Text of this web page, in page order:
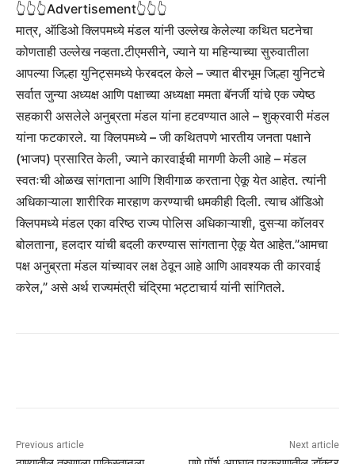
👆👆👆Advertisement👆👆👆
मात्र, ऑडिओ क्लिपमध्ये मंडल यांनी उल्लेख केलेल्या कथित घटनेचा
कोणताही उल्लेख नव्हता.टीएमसीने, ज्याने या महिन्याच्या सुरुवातीला
आपल्या जिल्हा युनिट्समध्ये फेरबदल केले – ज्यात बीरभूम जिल्हा युनिटचे
सर्वात जुन्या अध्यक्ष आणि पक्षाच्या अध्यक्षा ममता बॅनर्जी यांचे एक ज्येष्ठ
सहकारी असलेले अनुब्रता मंडल यांना हटवण्यात आले – शुक्रवारी मंडल
यांना फटकारले. या क्लिपमध्ये – जी कथितपणे भारतीय जनता पक्षाने
(भाजप) प्रसारित केली, ज्याने कारवाईची मागणी केली आहे – मंडल
स्वतःची ओळख सांगताना आणि शिवीगाळ करताना ऐकू येत आहेत. त्यांनी
अधिकाऱ्याला शारीरिक मारहाण करण्याची धमकीही दिली. त्याच ऑडिओ
क्लिपमध्ये मंडल एका वरिष्ठ राज्य पोलिस अधिकाऱ्याशी, दुसऱ्या कॉलवर
बोलताना, हलदार यांची बदली करण्यास सांगताना ऐकू येत आहेत.”आमचा
पक्ष अनुब्रता मंडल यांच्यावर लक्ष ठेवून आहे आणि आवश्यक ती कारवाई
करेल,” असे अर्थ राज्यमंत्री चंद्रिमा भट्टाचार्य यांनी सांगितले.
Previous article Next article